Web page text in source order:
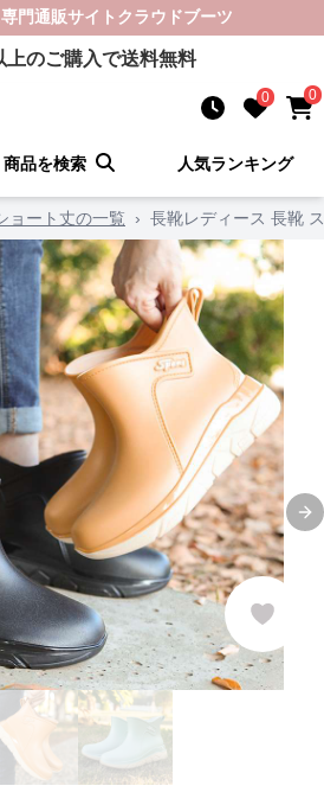
専門通販サイト クラウドブーツ
上のご購入で送料無料
0 0
商品を検索 人気ランキング
ョート丈の一覧 › 長靴レディース 長靴